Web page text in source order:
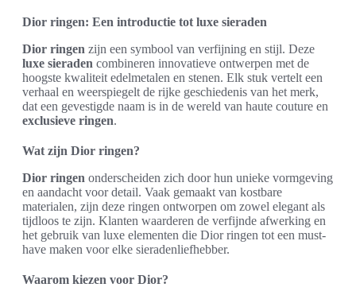
Dior ringen: Een introductie tot luxe sieraden
Dior ringen zijn een symbool van verfijning en stijl. Deze
luxe sieraden combineren innovatieve ontwerpen met de
hoogste kwaliteit edelmetalen en stenen. Elk stuk vertelt een
verhaal en weerspiegelt de rijke geschiedenis van het merk,
dat een gevestigde naam is in de wereld van haute couture en
exclusieve ringen.
Wat zijn Dior ringen?
Dior ringen onderscheiden zich door hun unieke vormgeving
en aandacht voor detail. Vaak gemaakt van kostbare
materialen, zijn deze ringen ontworpen om zowel elegant als
tijdloos te zijn. Klanten waarderen de verfijnde afwerking en
het gebruik van luxe elementen die Dior ringen tot een must-
have maken voor elke sieradenliefhebber.
Waarom kiezen voor Dior?